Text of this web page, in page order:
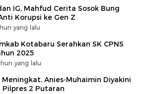
IG, Mahfud Cerita Sosok Bung
Korupsi ke Gen Z
yang lalu
Kotabaru Serahkan SK CPNS
2025
yang lalu
Anies-Muhaimin Diyakini
Pilpres 2 Putaran